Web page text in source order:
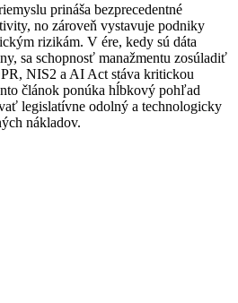
prináša bezprecedentné
no zároveň vystavuje podniky
rizikám. V ére, kedy sú dáta
sa schopnosť manažmentu zosúladiť
NIS2 a AI Act stáva kritickou
článok ponúka hĺbkový pohľad
legislatívne odolný a technologicky
nákladov.